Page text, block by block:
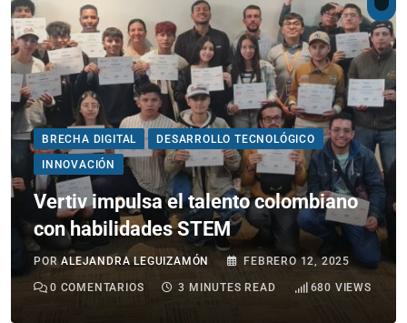
BRECHA DIGITAL
DESARROLLO TECNOLÓGICO
INNOVACIÓN
Vertiv impulsa el talento colombiano
con habilidades STEM
PORALEJANDRA LEGUIZAMÓN FEBRERO 12, 2025
0 COMENTARIOS 3 MINUTES READ 680 VIEWS